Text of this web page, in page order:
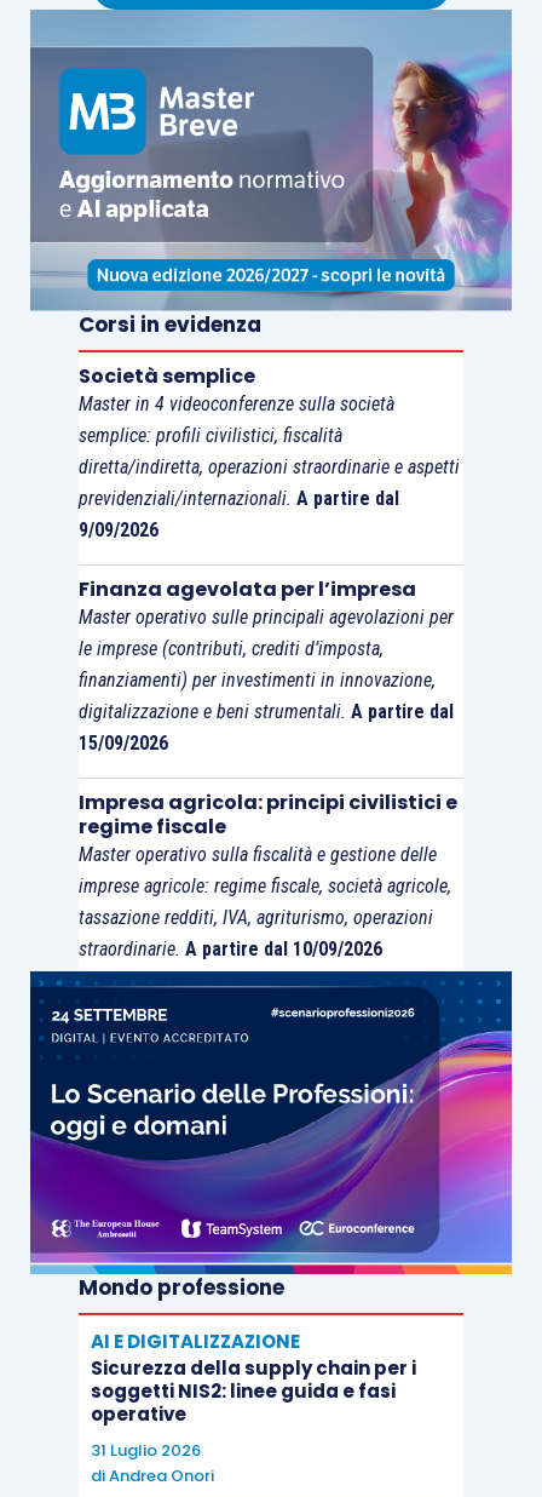
Corsi in evidenza
Società semplice
Master in 4 videoconferenze sulla società
semplice: profili civilistici, fiscalità
diretta/indiretta, operazioni straordinarie e aspetti
previdenziali/internazionali. A partire dal
9/09/2026
Finanza agevolata per l’impresa
Master operativo sulle principali agevolazioni per
le imprese (contributi, crediti d’imposta,
finanziamenti) per investimenti in innovazione,
digitalizzazione e beni strumentali. A partire dal
15/09/2026
Impresa agricola: principi civilistici e
regime fiscale
Master operativo sulla fiscalità e gestione delle
imprese agricole: regime fiscale, società agricole,
tassazione redditi, IVA, agriturismo, operazioni
straordinarie. A partire dal 10/09/2026
Mondo professione
AI E DIGITALIZZAZIONE
Sicurezza della supply chain per i
soggetti NIS2: linee guida e fasi
operative
31 Luglio 2026
diAndrea Onori